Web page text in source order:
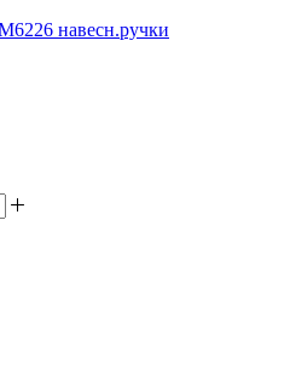
навесн.ручки